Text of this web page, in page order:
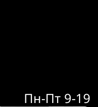
Пн-Пт 9-19